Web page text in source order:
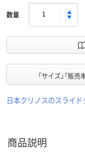
数量
「サイズ」「販
日本クリノスのスライ
商品説明